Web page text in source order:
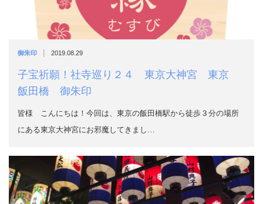
御朱印 | 2019.08.29
子宝祈願！社寺巡り２４ 東京大神宮 東京
飯田橋 御朱印
皆様 こんにちは！今回は、東京の飯田橋駅から徒歩３分の場所
にある東京大神宮にお邪魔してきまし…